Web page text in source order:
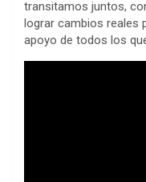
transitamos juntos,
lograr cambios reales
apoyo de todos los